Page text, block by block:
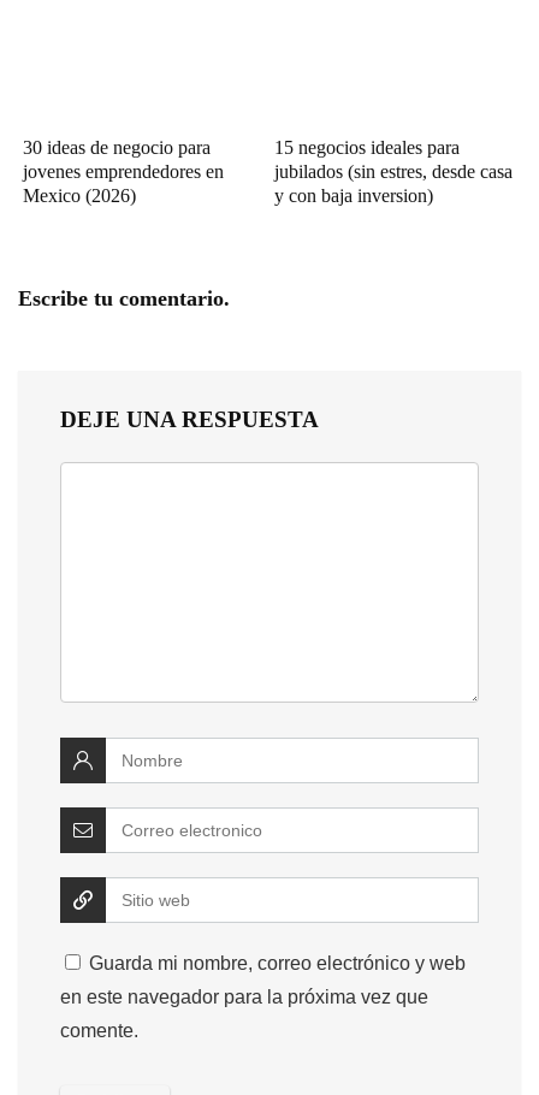
30 ideas de negocio para
jovenes emprendedores en
Mexico (2026)
15 negocios ideales para
jubilados (sin estres, desde casa
y con baja inversion)
Escribe tu comentario.
DEJE UNA RESPUESTA
Guarda mi nombre, correo electrónico y web
en este navegador para la próxima vez que
comente.